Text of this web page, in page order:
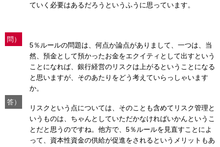
ていく必要はあるだろうというふうに思っています。
問）
5％ルールの問題は、何点か論点がありまして、一つは、当
然、預金として預かったお金をエクイティとして出すという
ことになれば、銀行経営のリスクは上がるということになる
と思いますが、そのあたりをどう考えていらっしゃいます
か。
答）
リスクという点については、そのことも含めてリスク管理と
いうものは、ちゃんとしていただかなければいかんというこ
とだと思うのですね。他方で、5％ルールを見直すことによ
って、資本性資金の供給が促進をされるというメリットもあ